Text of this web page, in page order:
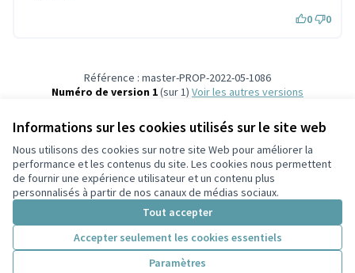
Informations sur les cookies utilisés sur le site web
Nous utilisons des cookies sur notre site Web pour améliorer la
performance et les contenus du site. Les cookies nous permettent
de fournir une expérience utilisateur et un contenu plus
personnalisés à partir de nos canaux de médias sociaux.
Tout accepter
Accepter seulement les cookies essentiels
Paramètres
0 0
Référence : master-PROP-2022-05-1086
Numéro de version 1(sur 1)
voir les autres versions
Conditions d'utilisation
Paramètres des cookies
Participez Villeurbanne sur X
(Lien externe)
Participez Villeurbanne sur Facebook
Participez Villeurbanne sur Instagram
Participez Villeurbanne sur YouTube
(Lien externe)
Licence
(Lien